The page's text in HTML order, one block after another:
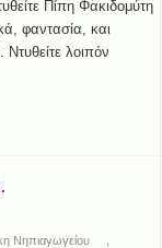
Πίπη Φακιδομύτη
φαντασία, και
Ντυθείτε λοιπόν
Νηπιαγωγείου